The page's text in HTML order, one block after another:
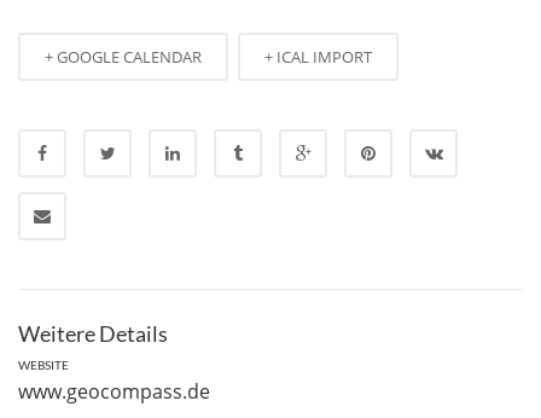
+ GOOGLE CALENDAR + ICAL IMPORT
Weitere Details
WEBSITE
www.geocompass.de